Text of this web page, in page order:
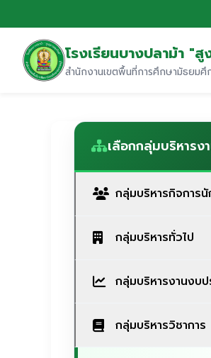
โรงเรียนบางปลาม้า "
สำนักงานเขตพื้นที่การศึกษามัธยม
เลือกกลุ่มบริหารง
กลุ่มบริหารกิจการนั
กลุ่มบริหารทั่วไป
กลุ่มบริหารงานงบ
กลุ่มบริหารวิชาการ